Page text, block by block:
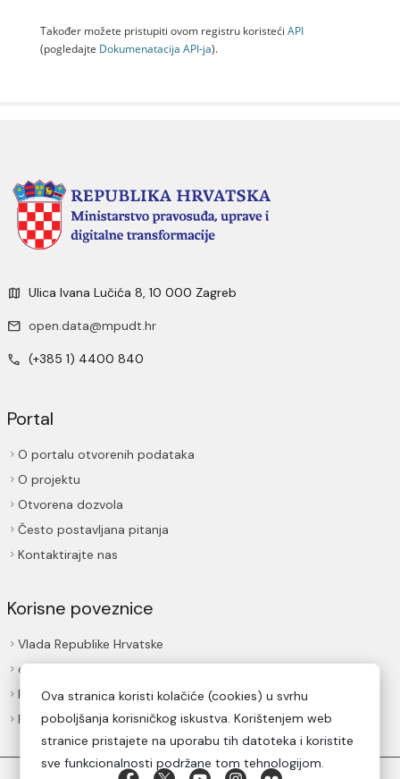
Također možete pristupiti ovom registru koristeći API
(pogledajte Dokumenаtаcijа API-jа).